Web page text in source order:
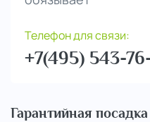
Телефон для связи:
+7(495) 543-
Гарантийная посадка